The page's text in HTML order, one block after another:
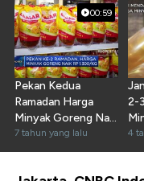
00:59
Pekan Kedua
Ramadan Harga
Minyak Goreng Naik
Rp. 1.300/Kg
7 tahun yang lalu
2-
4